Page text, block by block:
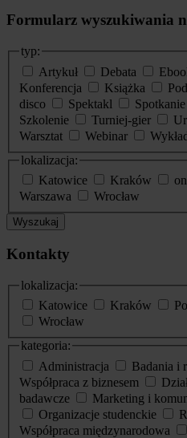
Formularz wyszukiwania
typ:
Artykuł
Debata
Konferencja
Książka
disco
Spektakl Spotkanie
Szkolenie
Turniej-gier
Warsztat
Webinar
lokalizacja:
Katowice
Kraków
Warszawa
Wrocław
Wyszukaj
Kontakty
lokalizacja:
Katowice
Kraków
Wrocław
kategoria:
Administracja
Badania i
Współpraca z biznesem
badawcze
Marketing i
Organizacje studenckie
Współpraca międzynarodowa